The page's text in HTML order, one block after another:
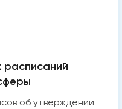
об утверждении